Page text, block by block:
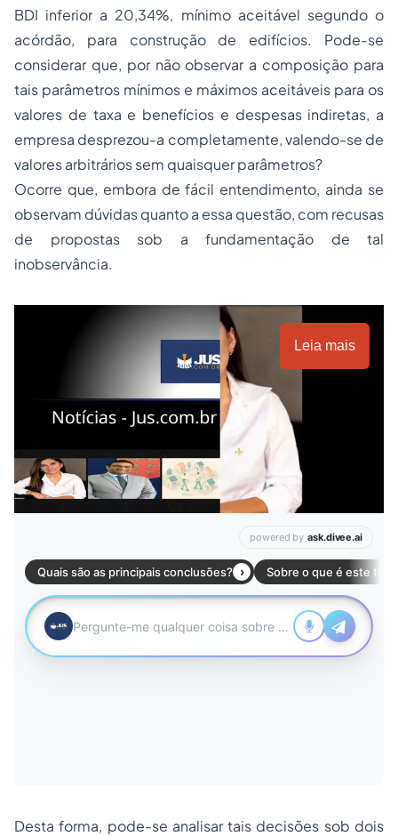
BDI inferior a 20,34%, mínimo aceitável segundo o
acórdão, para construção de edifícios. Pode-se
considerar que, por não observar a composição para
tais parâmetros mínimos e máximos aceitáveis para os
valores de taxa e benefícios e despesas indiretas, a
empresa desprezou-a completamente, valendo-se de
valores arbitrários sem quaisquer parâmetros?
Ocorre que, embora de fácil entendimento, ainda se
observam dúvidas quanto a essa questão, com recusas
de propostas sob a fundamentação de tal
inobservância.
Leia mais
Desta forma, pode-se analisar tais decisões sob dois